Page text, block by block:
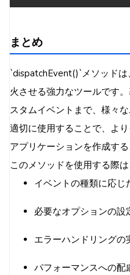
まとめ
`dispatchEvent()`メソッド
火させる強力なツールです
スタムイベントまで、様々
適切に使用することで、よ
アプリケーションを作成する
このメソッドを使用する際
イベントの種類に応
必要なオプションの設
エラーハンドリングの
パフォーマンスへの配